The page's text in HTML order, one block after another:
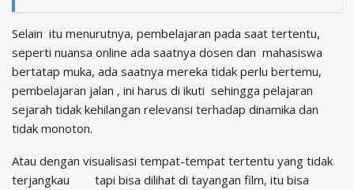
Selain itu menurutnya, pembelajaran pada saat tertentu,
seperti nuansa online ada saatnya dosen dan mahasiswa
bertatap muka, ada saatnya mereka tidak perlu bertemu,
pembelajaran jalan , ini harus di ikuti sehingga pelajaran
sejarah tidak kehilangan relevansi terhadap dinamika dan
tidak monoton.
Atau dengan visualisasi tempat-tempat tertentu yang tidak
terjangkau tapi bisa dilihat di tayangan film, itu bisa